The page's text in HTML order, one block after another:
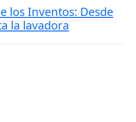
los Inventos: Desde
la lavadora